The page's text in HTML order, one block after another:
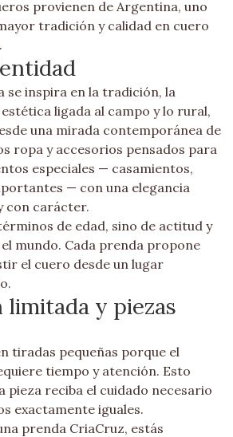
provienen de Argentina, uno
tradición y calidad en cuero
se inspira en la tradición, la
ligada al campo y lo rural,
una mirada contemporánea de
ropa y accesorios pensados para
especiales — casamientos,
— con una elegancia
con carácter.
de edad, sino de actitud y
mundo. Cada prenda propone
el cuero desde un lugar
limitada y piezas
tiradas pequeñas porque el
tiempo y atención. Esto
pieza reciba el cuidado necesario
exactamente iguales.
prenda CriaCruz, estás